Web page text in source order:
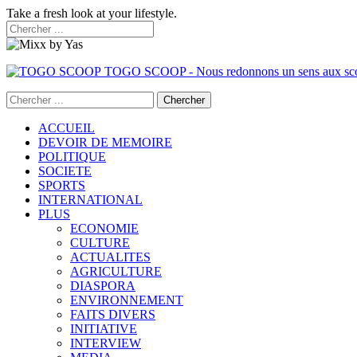
Take a fresh look at your lifestyle.
TOGO SCOOP - Nous redonnons un sens aux
ACCUEIL
DEVOIR DE MEMOIRE
POLITIQUE
SOCIETE
SPORTS
INTERNATIONAL
PLUS
ECONOMIE
CULTURE
ACTUALITES
AGRICULTURE
DIASPORA
ENVIRONNEMENT
FAITS DIVERS
INITIATIVE
INTERVIEW